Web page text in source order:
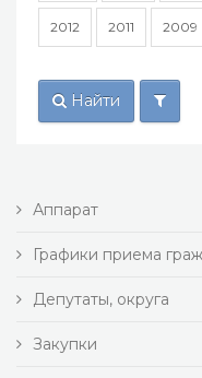
2012 2011 2009
Найти
Аппарат
Графики приема
Депутаты, округа
Закупки